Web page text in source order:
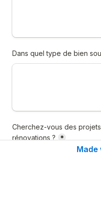
Dans quel type de bien
Cherchez-vous des
rénovations ? *
Made